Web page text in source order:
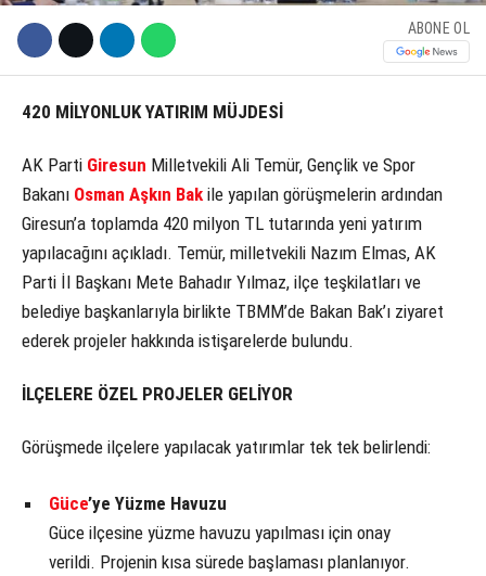
YoutubeABONE OL
420 MİLYONLUK YATIRIM MÜJDESİ
AK Parti Giresun Milletvekili Ali Temür, Gençlik ve Spor
Bakanı Osman Aşkın Bakile yapılan görüşmelerin ardından
Giresun’a toplamda 420 milyon TL tutarında yeni yatırım
yapılacağını açıkladı. Temür, milletvekili Nazım Elmas, AK
Parti İl Başkanı Mete Bahadır Yılmaz, ilçe teşkilatları ve
belediye başkanlarıyla birlikte TBMM’de Bakan Bak’ı ziyaret
ederek projeler hakkında istişarelerde bulundu.
İLÇELERE ÖZEL PROJELER GELİYOR
Görüşmede ilçelere yapılacak yatırımlar tek tek belirlendi:
Güce’ye Yüzme Havuzu
Güce ilçesine yüzme havuzu yapılması için onay
verildi. Projenin kısa sürede başlaması planlanıyor.